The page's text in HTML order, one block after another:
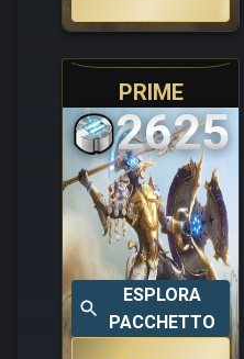
PRIME
2625
ESPLORA
PACCHETTO